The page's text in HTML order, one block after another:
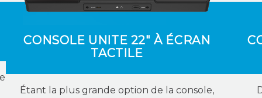
CONSOLE UNITE 22" À ÉCRAN
TACTILE
Étant la plus grande option de la console,